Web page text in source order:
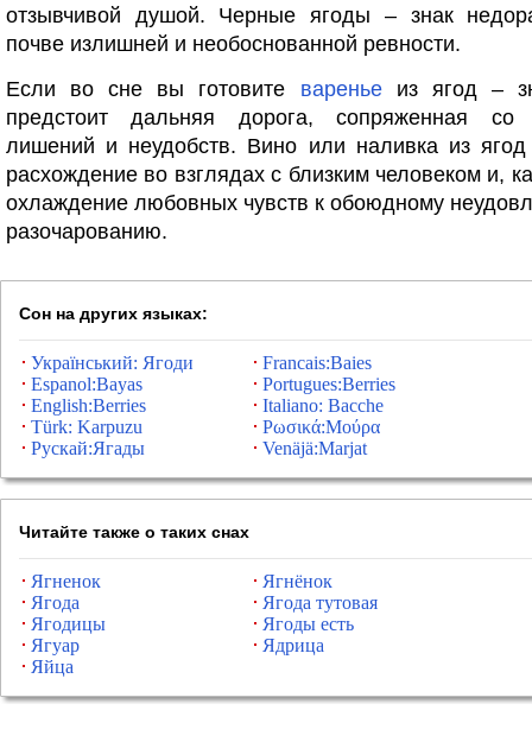
отзывчивой душой. Черные ягоды – знак
почве излишней и необоснованной ревности.
Если во сне вы готовите вареньеиз ягод –
предстоит дальняя дорога, сопряженная со
лишений и неудобств. Вино или наливка из
расхождение во взглядах с близким человеком и,
охлаждение любовных чувств к обоюдному
разочарованию.
Сон на других языках:
Український: Ягоди
Francais:Baies
Espanol:Bayas
Portugues:Berries
English:Berries
Italiano: Bacche
Türk: Karpuzu
Ρωσικά:Μούρα
Рускай:Ягады
Venäjä:Marjat
Читайте также о таких снах
Ягненок
Ягнёнок
Ягода
Ягода тутовая
Ягодицы
Ягоды есть
Ягуар
Ядрица
Яйца